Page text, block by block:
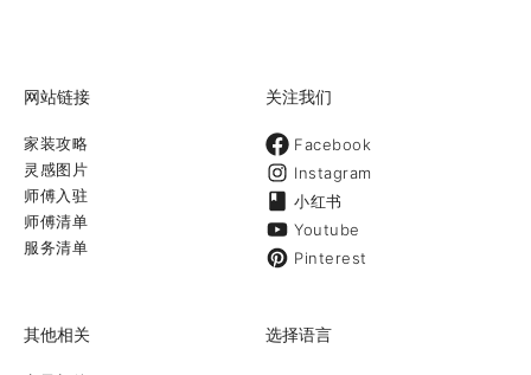
网站链接
家装攻略
灵感图片
师傅入驻
师傅清单
服务清单
关注我们
Facebook
Instagram
小红书
Youtube
Pinterest
其他相关 选择语言